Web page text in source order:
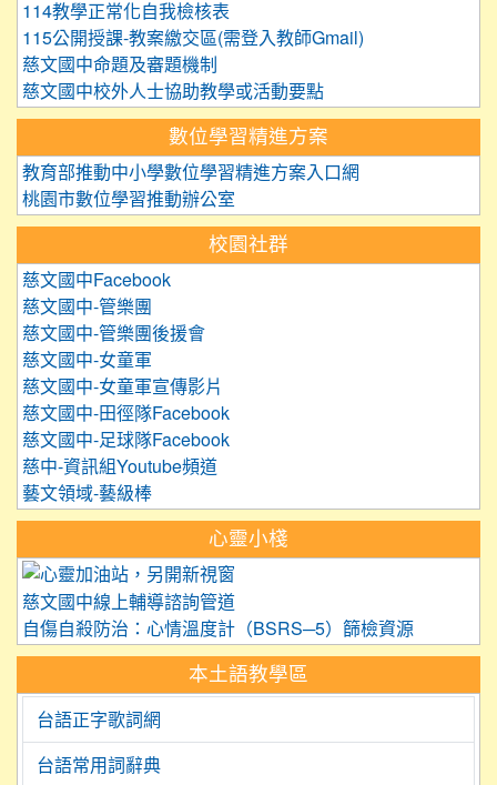
114教學正常化自我檢核表
115公開授課-教案繳交區(需登入教師Gmail)
慈文國中命題及審題機制
慈文國中校外人士協助教學或活動要點
數位學習精進方案
教育部推動中小學數位學習精進方案入口網
桃園市數位學習推動辦公室
校園社群
慈文國中Facebook
慈文國中-管樂團
慈文國中-管樂團後援會
慈文國中-女童軍
慈文國中-女童軍宣傳影片
慈文國中-田徑隊Facebook
慈文國中-足球隊Facebook
慈中-資訊組Youtube頻道
藝文領域-藝級棒
心靈小棧
慈文國中線上輔導諮詢管道
自傷自殺防治：心情溫度計（BSRS─5）篩檢資源
本土語教學區
台語正字歌詞網
台語常用詞辭典